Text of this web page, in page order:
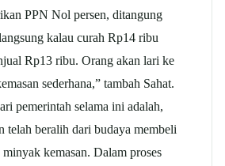
PPN Nol persen, ditangung
kalau curah Rp14 ribu
Rp13 ribu. Orang akan lari ke
sederhana,” tambah Sahat.
pemerintah selama ini adalah,
telah beralih dari budaya membeli
kemasan. Dalam proses